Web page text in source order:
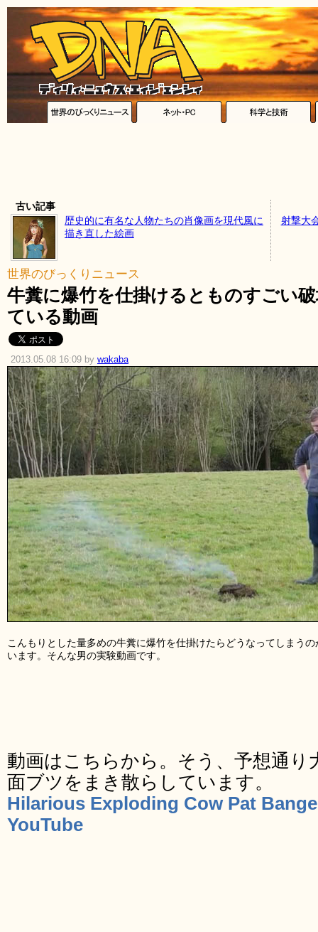
古い記事
歴史的に有名な人物たちの肖像画を現代風に
描き直した絵画
射撃大
世界のびっくりニュース
牛糞に爆竹を仕掛けるとものすごい
ている動画
2013.05.08 16:09 by wakaba
こんもりとした量多めの牛糞に爆竹を仕掛けたらどうなってしまう
います。そんな男の実験動画です。
動画はこちらから。そう、予想通り
面ブツをまき散らしています。
Hilarious Exploding Cow Pat
YouTube